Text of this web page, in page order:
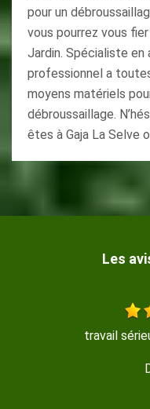
pour un
vous pourrez vous
Jardin. Spécialiste en
professionnel a
moyens matériels
débroussaillage.
êtes à Gaja La Selve
Les
Travail